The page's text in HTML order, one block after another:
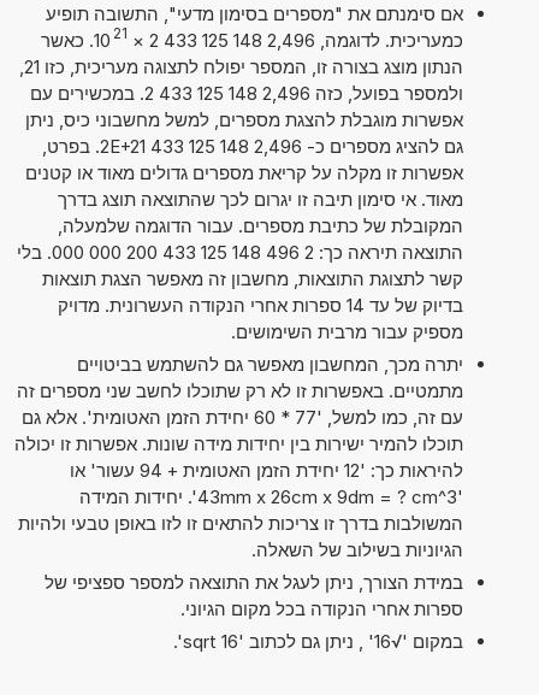
אם סימנתם את "מספרים בסימון מדעי", התשובה תופיע
כמעריכית. לדוגמה, 2,496 148 125 433 2
×
10 21
. כאשר
ולמספר בפועל, כזה 2,496 148 125 433 2. במכשירים עם
אפשרות מוגבלת להצגת מספרים, למשל מחשבוני כיס, ניתן
גם להציג מספרים כ- 2,496 148 125 433 2E+21. בפרט,
אפשרות זו מקלה על קריאת מספרים גדולים מאוד או קטנים
מאוד. אי סימון תיבה זו יגרום לכך שהתוצאה תוצג בדרך
המקובלת של כתיבת מספרים. עבור הדוגמה שלמעלה,
התוצאה תיראה כך: 2 496 148 125 433 200 000 000. בלי
קשר לתצוגת התוצאות, מחשבון זה מאפשר הצגת תוצאות
בדיוק של עד 14 ספרות אחרי הנקודה העשרונית. מדויק
מספיק עבור מרבית השימושים.
יתרה מכך, המחשבון מאפשר גם להשתמש בביטויים
מתמטיים. באפשרות זו לא רק שתוכלו לחשב שני מספרים זה
עם זה, כמו למשל, '77 * 60 יחידת הזמן האטומית'. אלא גם
תוכלו להמיר ישירות בין יחידות מידה שונות. אפשרות זו יכולה
להיראות כך: '12 יחידת הזמן האטומית + 94 עשור' או
'43mm x 26cm x 9dm = ? cm^3'. יחידות המידה
המשולבות בדרך זו צריכות להתאים זו לזו באופן טבעי ולהיות
הגיוניות בשילוב של השאלה.
במידת הצורך, ניתן לעגל את התוצאה למספר ספציפי של
ספרות אחרי הנקודה בכל מקום הגיוני.
במקום '√16' , ניתן גם לכתוב 'sqrt 16'.